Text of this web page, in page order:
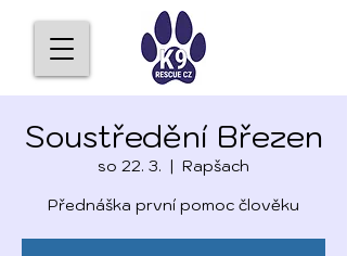
Soustředění Březen
so 22. 3.
  |
Rapšach
Přednáška první pomoc člověku